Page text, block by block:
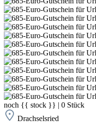
noch {{ stock }} | 0 Stück
Drachselsried